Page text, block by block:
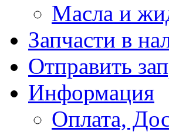
Масла и
Запчасти в
Отправить
Информация
Оплата,